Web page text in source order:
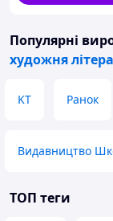
Популярні
художня
KT Ранок
Видавництво
ТОП теги